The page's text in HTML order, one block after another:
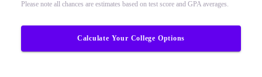
Please note all chances are estimates based on test score and GPA averages.
Calculate Your College Options